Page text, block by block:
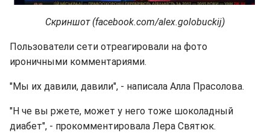
Скриншот (facebook.com/alex.golobuckij)
Пользователи сети отреагировали на фото
ироничными комментариями.
"Мы их давили, давили", - написала Алла Прасолова.
"Н че вы ржете, может у него тоже шоколадный
диабет", - прокомментировала Лера Святюк.